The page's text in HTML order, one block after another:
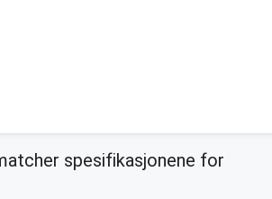
spesifikasjonene for